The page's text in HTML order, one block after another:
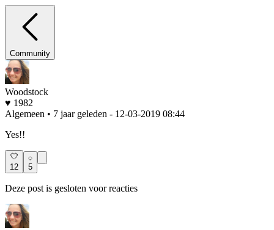
Community
Woodstock
♥ 1982
Algemeen • 7 jaar geleden - 12-03-2019 08:44
Yes!!
12 5
Deze post is gesloten voor reacties